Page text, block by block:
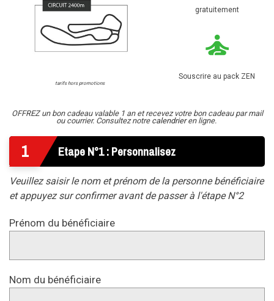
tarifs hors promotions
gratuitement
Souscrire au pack ZEN
OFFREZ un bon cadeau valable 1 an et recevez votre bon cadeau par mail
ou courrier. Consultez notre calendrieren ligne.
1 Etape N°1 : Personnalisez
Veuillez saisir le nom et prénom de la personne bénéficiaire
et appuyez sur confirmer avant de passer à l'étape N°2
Prénom du bénéficiaire
Nom du bénéficiaire